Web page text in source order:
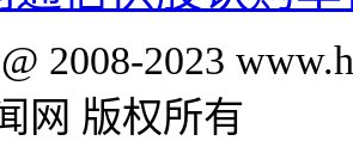
2008-2023
网 版权所有